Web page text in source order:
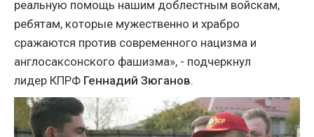
реальную помощь нашим доблестным войскам,
ребятам, которые мужественно и храбро
сражаются против современного нацизма и
англосаксонского фашизма», - подчеркнул
лидер КПРФ Геннадий Зюганов.